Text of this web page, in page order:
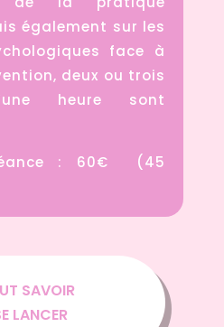
également sur les
face à
deux ou trois
heure sont
: 60€ (45
SAVOIR
LANCER